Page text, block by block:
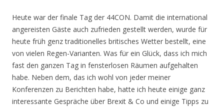
Heute war der finale Tag der 44CON. Damit die international
angereisten Gäste auch zufrieden gestellt werden, wurde für
heute früh genz traditionelles britisches Wetter bestellt, eine
von vielen Regen-Varianten. Was für ein Glück, dass ich mich
fast den ganzen Tag in fensterlosen Räumen aufgehalten
habe. Neben dem, das ich wohl von jeder meiner
Konferenzen zu Berichten habe, hatte ich heute einige ganz
interessante Gespräche über Brexit & Co und einige Tipps zu